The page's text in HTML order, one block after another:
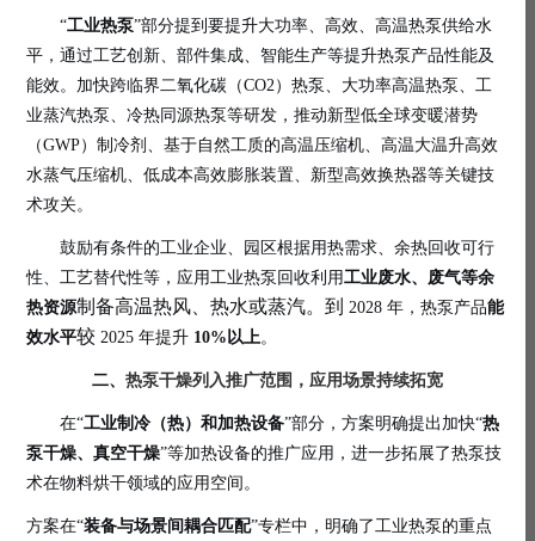
“工业热泵”部分提到要提升大功率、高效、高温热泵供给水
平，通过工艺创新、部件集成、智能生产等提升热泵产品性能及
能效。加快跨临界二氧化碳（CO2）热泵、大功率高温热泵、工
业蒸汽热泵、冷热同源热泵等研发，推动新型低全球变暖潜势
（GWP）制冷剂、基于自然工质的高温压缩机、高温大温升高效
水蒸气压缩机、低成本高效膨胀装置、新型高效换热器等关键技
术攻关。
鼓励有条件的工业企业、园区根据用热需求、余热回收可行
性、工艺替代性等，应用工业热泵回收利用工业废水、废气等余
热资源制备高温热风、热水或蒸汽。到 2028 年，热泵产品能
效水平较 2025 年提升 10%以上。
二、 热泵干燥列入推广范围，应用场景持续拓宽
在“工业制冷（热）和加热设备”部分，方案明确提出加快“热
泵干燥、真空干燥”等加热设备的推广应用，进一步拓展了热泵技
术在物料烘干领域的应用空间。
方案在“装备与场景间耦合匹配”专栏中，明确了工业热泵的重点